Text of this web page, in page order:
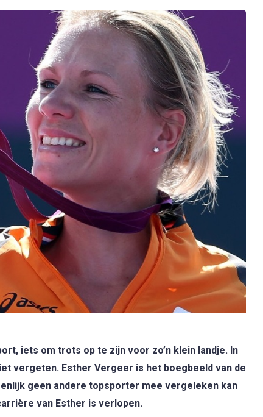
iets om trots op te zijn voor zo’n klein landje. In
vergeten. Esther Vergeer is het boegbeeld van de
geen andere topsporter mee vergeleken kan
van Esther is verlopen.